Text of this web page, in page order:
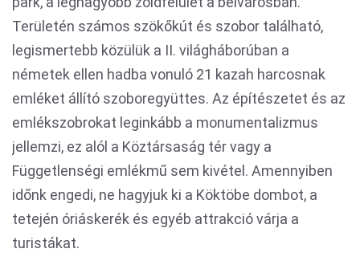
Területén számos szökőkút és szobor található,
legismertebb közülük a II. világháborúban a
németek ellen hadba vonuló 21 kazah harcosnak
emléket állító szoboregyüttes. Az építészetet és az
emlékszobrokat leginkább a monumentalizmus
jellemzi, ez alól a Köztársaság tér vagy a
Függetlenségi emlékmű sem kivétel. Amennyiben
időnk engedi, ne hagyjuk ki a Köktöbe dombot, a
tetején óriáskerék és egyéb attrakció várja a
turistákat.